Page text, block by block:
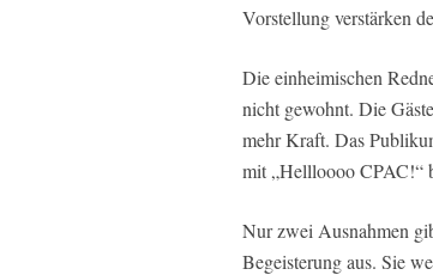
Vorstellung verstärken
Die einheimischen
nicht gewohnt. Die
mehr Kraft. Das
mit „Hellloooo CPAC!“
Nur zwei Ausnahmen
Begeisterung aus. Sie